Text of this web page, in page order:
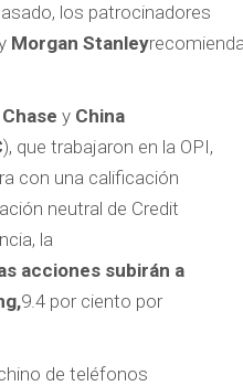
los patrocinadores
Morgan Stanley
y China
), que trabajaron en la OPI,
con una calificación
neutral de Credit
la
acciones subirán a
9.4 por ciento por
de teléfonos